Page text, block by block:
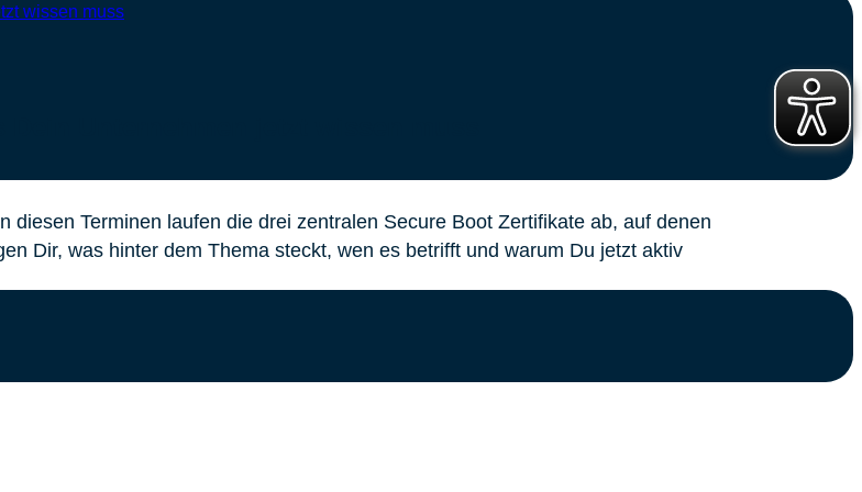
Unternehmen jetzt wissen muss
Terminen laufen die drei zentralen Secure Boot Zertifikate ab, auf denen
Dir, was hinter dem Thema steckt, wen es betrifft und warum Du jetzt aktiv